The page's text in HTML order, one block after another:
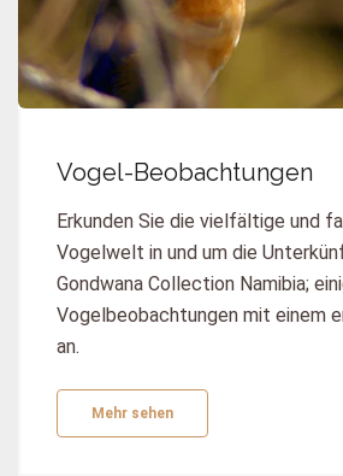
Vogel-Beobachtungen
Erkunden Sie die vielfältige und
Vogelwelt in und um die
Gondwana Collection Namibia;
Vogelbeobachtungen mit einem
an.
Mehr sehen